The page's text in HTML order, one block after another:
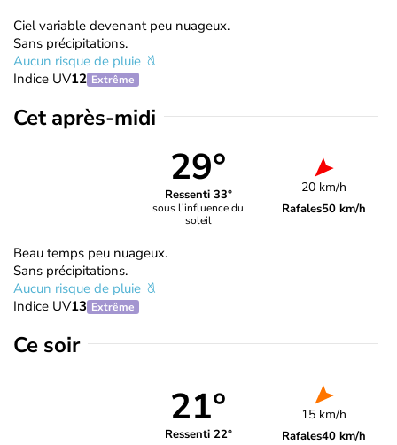
Ciel variable devenant peu nuageux.
Sans précipitations.
Aucun risque de pluie
Indice UV12 Extrême
Cet après-midi
29°
Ressenti 33°
sous l’influence du
soleil
20 km/h
Rafales50 km/h
Beau temps peu nuageux.
Sans précipitations.
Aucun risque de pluie
Indice UV13 Extrême
Ce soir
21°
Ressenti 22°
15 km/h
Rafales40 km/h